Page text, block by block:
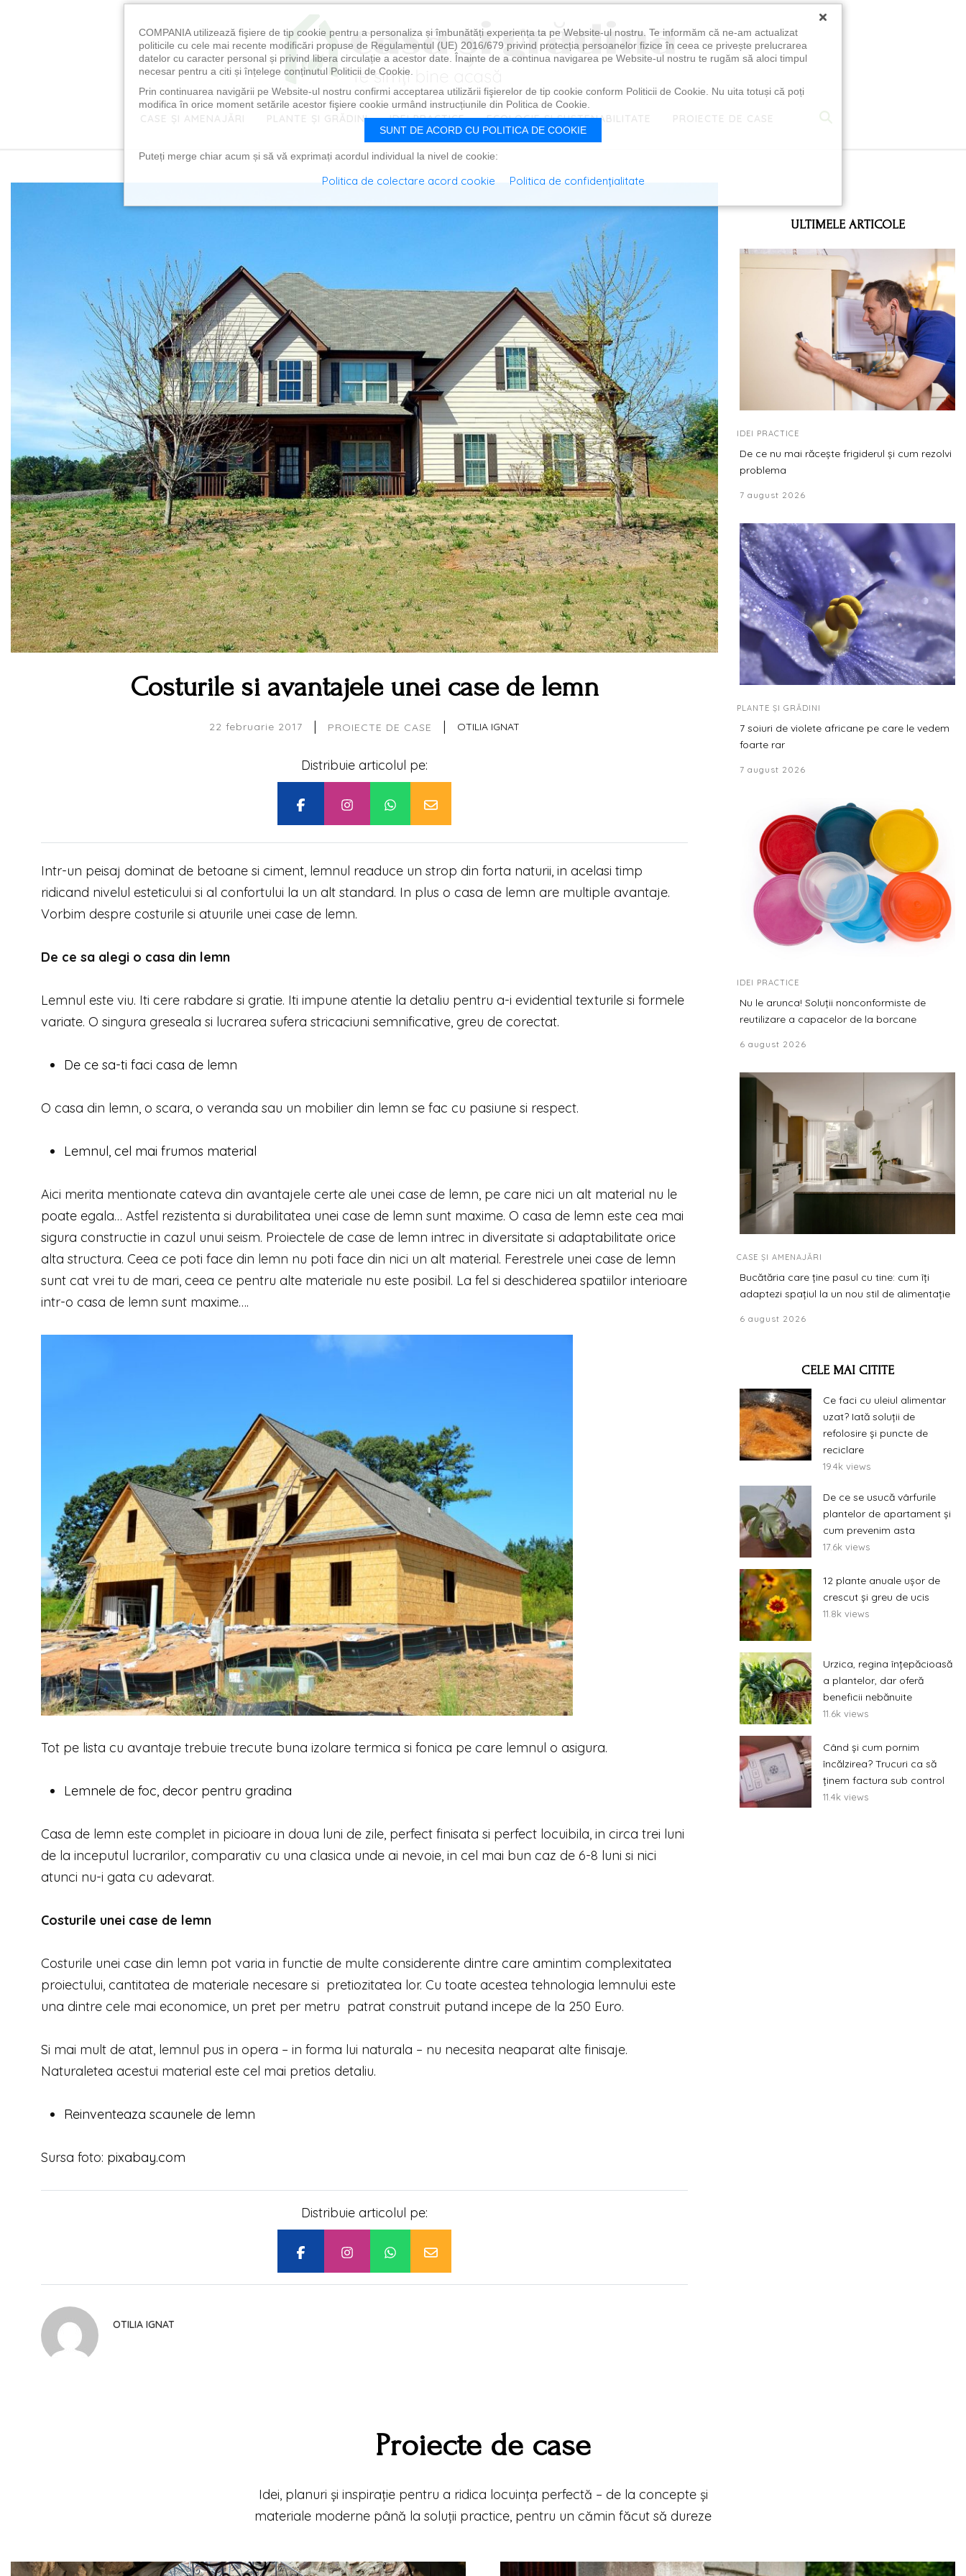
CASE ȘI AMENAJĂRI PLANTE ȘI GRĂDINI IDEI PRACTICE ECOLOGIE ȘI SUSTENABILITATE PROIECTE DE CASE
Costurile si avantajele unei case de lemn
22 februarie 2017 | PROIECTE DE CASE | OTILIA IGNAT
Distribuie articolul pe:
Intr-un peisaj dominat de betoane si ciment, lemnul readuce un strop din forta naturii, in acelasi timp
ridicand nivelul esteticului si al confortului la un alt standard. In plus o casa de lemn are multiple avantaje.
Vorbim despre costurile si atuurile unei case de lemn.
De ce sa alegi o casa din lemn
Lemnul este viu. Iti cere rabdare si gratie. Iti impune atentie la detaliu pentru a-i evidential texturile si formele
variate. O singura greseala si lucrarea sufera stricaciuni semnificative, greu de corectat.
De ce sa-ti faci casa de lemn
O casa din lemn, o scara, o veranda sau un mobilier din lemn se fac cu pasiune si respect.
Lemnul, cel mai frumos material
Aici merita mentionate cateva din avantajele certe ale unei case de lemn, pe care nici un alt material nu le
poate egala… Astfel rezistenta si durabilitatea unei case de lemn sunt maxime. O casa de lemn este cea mai
sigura constructie in cazul unui seism. Proiectele de case de lemn intrec in diversitate si adaptabilitate orice
alta structura. Ceea ce poti face din lemn nu poti face din nici un alt material. Ferestrele unei case de lemn
sunt cat vrei tu de mari, ceea ce pentru alte materiale nu este posibil. La fel si deschiderea spatiilor interioare
intr-o casa de lemn sunt maxime….
Tot pe lista cu avantaje trebuie trecute buna izolare termica si fonica pe care lemnul o asigura.
Lemnele de foc, decor pentru gradina
Casa de lemn este complet in picioare in doua luni de zile, perfect finisata si perfect locuibila, in circa trei luni
de la inceputul lucrarilor, comparativ cu una clasica unde ai nevoie, in cel mai bun caz de 6-8 luni si nici
atunci nu-i gata cu adevarat.
Costurile unei case de lemn
Costurile unei case din lemn pot varia in functie de multe considerente dintre care amintim complexitatea
proiectului, cantitatea de materiale necesare si pretiozitatea lor. Cu toate acestea tehnologia lemnului este
una dintre cele mai economice, un pret per metru patrat construit putand incepe de la 250 Euro.
Si mai mult de atat, lemnul pus in opera – in forma lui naturala – nu necesita neaparat alte finisaje.
Naturaletea acestui material este cel mai pretios detaliu.
Reinventeaza scaunele de lemn
Sursa foto: pixabay.com
Distribuie articolul pe:
OTILIA IGNAT
ULTIMELE ARTICOLE
IDEI PRACTICE
De ce nu mai răcește frigiderul și cum rezolvi
problema
7 august 2026
PLANTE ȘI GRĂDINI
7 soiuri de violete africane pe care le vedem
foarte rar
7 august 2026
IDEI PRACTICE
Nu le arunca! Soluții nonconformiste de
reutilizare a capacelor de la borcane
6 august 2026
CASE ȘI AMENAJĂRI
Bucătăria care ține pasul cu tine: cum îți
adaptezi spațiul la un nou stil de alimentație
6 august 2026
CELE MAI CITITE
Ce faci cu uleiul alimentar
uzat? Iată soluții de
refolosire și puncte de
reciclare
19.4k views
De ce se usucă vârfurile
plantelor de apartament și
cum prevenim asta
17.6k views
12 plante anuale ușor de
crescut și greu de ucis
11.8k views
Urzica, regina înțepăcioasă
a plantelor, dar oferă
beneficii nebănuite
11.6k views
Când și cum pornim
încălzirea? Trucuri ca să
ținem factura sub control
11.4k views
Proiecte de case
Idei, planuri și inspirație pentru a ridica locuința perfectă – de la concepte și
materiale moderne până la soluții practice, pentru un cămin făcut să dureze
×
COMPANIA utilizează fişiere de tip cookie pentru a personaliza și îmbunătăți experiența ta pe Website-ul nostru. Te informăm că ne-am actualizat
politicile cu cele mai recente modificări propuse de Regulamentul (UE) 2016/679 privind protecția persoanelor fizice în ceea ce privește prelucrarea
datelor cu caracter personal și privind libera circulație a acestor date. Înainte de a continua navigarea pe Website-ul nostru te rugăm să aloci timpul
necesar pentru a citi și înțelege conținutul Politicii de Cookie.
Prin continuarea navigării pe Website-ul nostru confirmi acceptarea utilizării fişierelor de tip cookie conform Politicii de Cookie. Nu uita totuși că poți
modifica în orice moment setările acestor fişiere cookie urmând instrucțiunile din Politica de Cookie.
SUNT DE ACORD CU POLITICA DE COOKIE
Puteți merge chiar acum și să vă exprimați acordul individual la nivel de cookie:
Politica de colectare acord cookie Politica de confidențialitate